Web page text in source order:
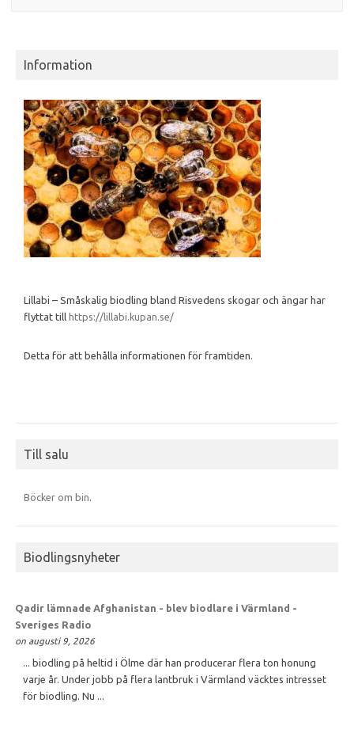
Information
Lillabi – Småskalig biodling bland Risvedens skogar och ängar har
flyttat till https://lillabi.kupan.se/
Detta för att behålla informationen för framtiden.
Till salu
Böcker om bin.
Biodlingsnyheter
Qadir lämnade Afghanistan - blev biodlare i Värmland -
Sveriges Radio
on augusti 9, 2026
... biodling på heltid i Ölme där han producerar flera ton honung
varje år. Under jobb på flera lantbruk i Värmland väcktes intresset
för biodling. Nu ...